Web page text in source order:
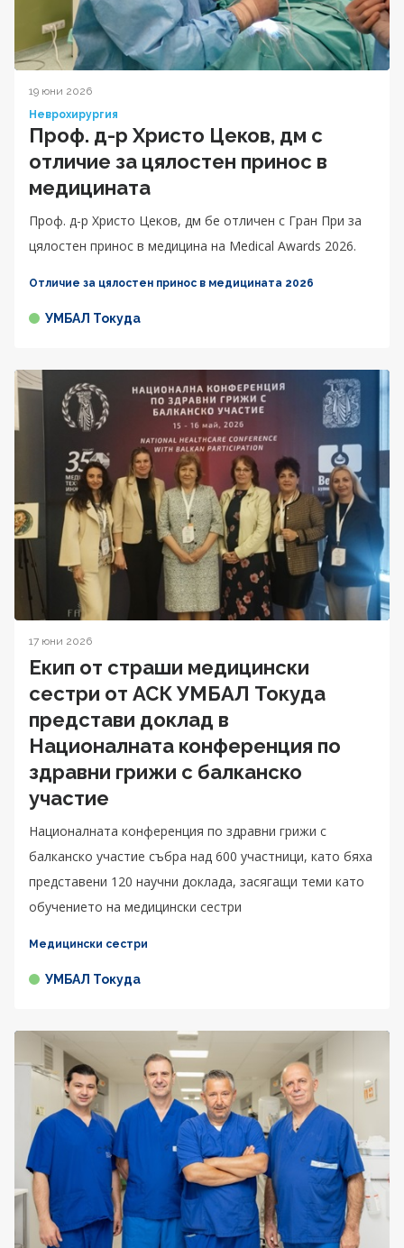
19 юни 2026
Неврохирургия
Проф. д-р Христо Цеков, дм с
отличие за цялостен принос в
медицината
Проф. д-р Христо Цеков, дм бе отличен с Гран При за
цялостен принос в медицина на Medical Awards 2026.
Отличие за цялостен принос в медицината 2026
УМБАЛ Токуда
17 юни 2026
Екип от страши медицински
сестри от АСК УМБАЛ Токуда
представи доклад в
Националната конференция по
здравни грижи с балканско
участие
Националната конференция по здравни грижи с
балканско участие събра над 600 участници, като бяха
представени 120 научни доклада, засягащи теми като
обучението на медицински сестри
Медицински сестри
УМБАЛ Токуда